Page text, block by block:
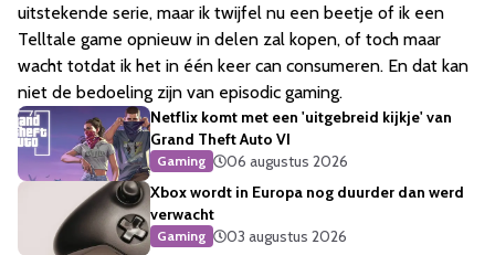
uitstekende serie, maar ik twijfel nu een beetje of ik een
Telltale game opnieuw in delen zal kopen, of toch maar
wacht totdat ik het in één keer can consumeren. En dat kan
niet de bedoeling zijn van episodic gaming.
Netflix komt met een 'uitgebreid kijkje' van
Grand Theft Auto VI
Gaming
06 augustus 2026
Xbox wordt in Europa nog duurder dan werd
verwacht
Gaming
03 augustus 2026